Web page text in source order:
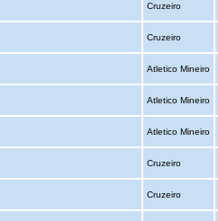
Cruzeiro
Cruzeiro
Atletico Mineiro
Atletico Mineiro
Atletico Mineiro
Cruzeiro
Cruzeiro